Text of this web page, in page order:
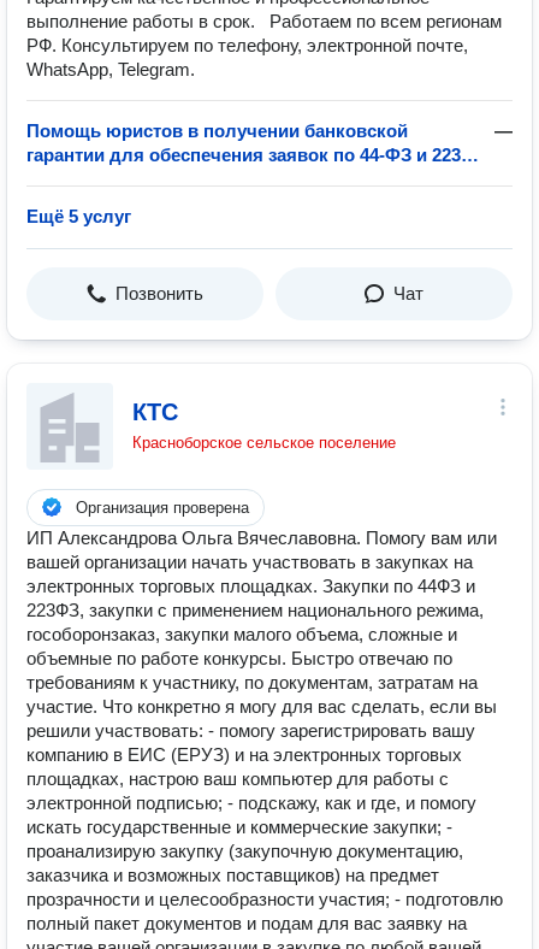
выполнение работы в срок. Работаем по всем регионам
РФ. Консультируем по телефону, электронной почте,
WhatsApp, Telegram.
Помощь юристов в получении банковской
гарантии для обеспечения заявок по 44-ФЗ и 223-
—
Ещё 5 услуг
Позвонить Чат
КТС
Красноборское сельское поселение
Организация проверена
ИП Александрова Ольга Вячеславовна. Помогу вам или
вашей организации начать участвовать в закупках на
электронных торговых площадках. Закупки по 44ФЗ и
223ФЗ, закупки с применением национального режима,
гособоронзаказ, закупки малого объема, сложные и
объемные по работе конкурсы. Быстро отвечаю по
требованиям к участнику, по документам, затратам на
участие. Что конкретно я могу для вас сделать, если вы
решили участвовать: - помогу зарегистрировать вашу
компанию в ЕИС (ЕРУЗ) и на электронных торговых
площадках, настрою ваш компьютер для работы с
электронной подписью; - подскажу, как и где, и помогу
искать государственные и коммерческие закупки; -
проанализирую закупку (закупочную документацию,
заказчика и возможных поставщиков) на предмет
прозрачности и целесообразности участия; - подготовлю
полный пакет документов и подам для вас заявку на